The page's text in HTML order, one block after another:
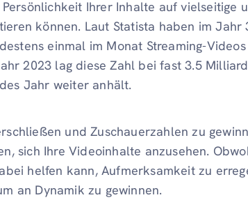
Ihrer Inhalte auf vielseitige
können. Laut Statista haben im Jahr
einmal im Monat Streaming-Videos
2023 lag diese Zahl bei fast 3.5
Jahr weiter anhält.
und Zuschauerzahlen zu
sich Ihre Videoinhalte anzusehen.
helfen kann, Aufmerksamkeit zu
an Dynamik zu gewinnen.